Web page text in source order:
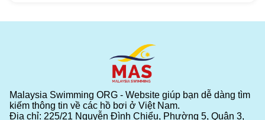
Malaysia Swimming ORG - Website giúp bạn dễ dàng tìm
kiếm thông tin về các hồ bơi ở Việt Nam.
Địa chỉ: 225/21 Nguyễn Đình Chiểu, Phường 5, Quận 3,